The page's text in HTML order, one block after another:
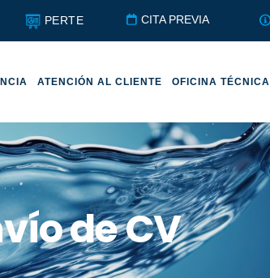
PERTE CITA PREVIA
ATENCIÓN AL CLIENTE OFICINA TÉCNICA
de CV